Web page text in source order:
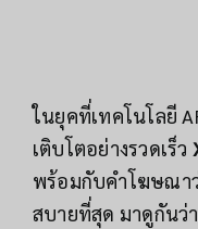
ในยุคที่เทคโนโลยี
เติบโตอย่างรวดเร็ว
พร้อมกับคำโฆษณา
สบายที่สุด มาดูกันว่